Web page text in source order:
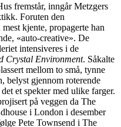
fremstår, inngår Metzgers
Foruten den
kjente, propagerte han
«auto-creative». De
intensiveres i de
Crystal Environment. Såkalte
mellom to små, tynne
belyst gjennom roterende
et spekter med ulike farger.
på veggen da The
i London i desember
Pete Townsend i The